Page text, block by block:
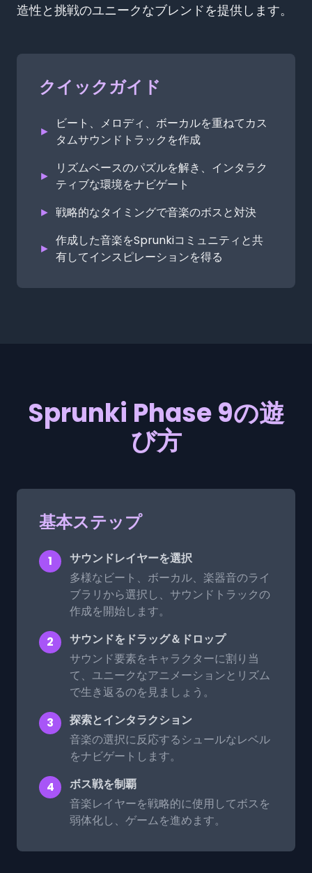
造性と挑戦のユニークなブレンドを提供します。
クイックガイド
►
ビート、メロディ、ボーカルを重ねてカス
タムサウンドトラックを作成
►
リズムベースのパズルを解き、インタラク
ティブな環境をナビゲート
► 戦略的なタイミングで音楽のボスと対決
►
作成した音楽をSprunkiコミュニティと共
有してインスピレーションを得る
Sprunki Phase 9の遊
び方
基本ステップ
1
サウンドレイヤーを選択
多様なビート、ボーカル、楽器音のライ
ブラリから選択し、サウンドトラックの
作成を開始します。
2
サウンドをドラッグ＆ドロップ
サウンド要素をキャラクターに割り当
て、ユニークなアニメーションとリズム
で生き返るのを見ましょう。
3
探索とインタラクション
音楽の選択に反応するシュールなレベル
をナビゲートします。
4
ボス戦を制覇
音楽レイヤーを戦略的に使用してボスを
弱体化し、ゲームを進めます。